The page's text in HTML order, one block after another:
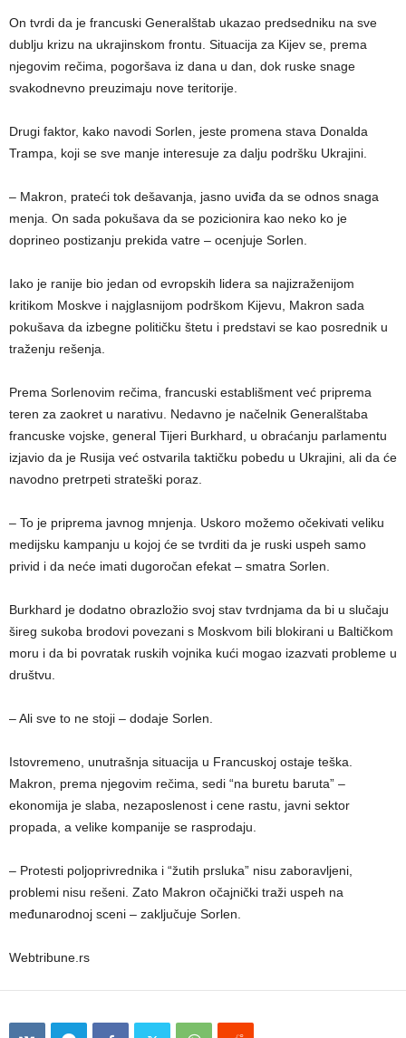
On tvrdi da je francuski Generalštab ukazao predsedniku na sve
dublju krizu na ukrajinskom frontu. Situacija za Kijev se, prema
njegovim rečima, pogoršava iz dana u dan, dok ruske snage
svakodnevno preuzimaju nove teritorije.
Drugi faktor, kako navodi Sorlen, jeste promena stava Donalda
Trampa, koji se sve manje interesuje za dalju podršku Ukrajini.
– Makron, prateći tok dešavanja, jasno uviđa da se odnos snaga
menja. On sada pokušava da se pozicionira kao neko ko je
doprineo postizanju prekida vatre – ocenjuje Sorlen.
Iako je ranije bio jedan od evropskih lidera sa najizraženijom
kritikom Moskve i najglasnijom podrškom Kijevu, Makron sada
pokušava da izbegne političku štetu i predstavi se kao posrednik u
traženju rešenja.
Prema Sorlenovim rečima, francuski establišment već priprema
teren za zaokret u narativu. Nedavno je načelnik Generalštaba
francuske vojske, general Tijeri Burkhard, u obraćanju parlamentu
izjavio da je Rusija već ostvarila taktičku pobedu u Ukrajini, ali da će
navodno pretrpeti strateški poraz.
– To je priprema javnog mnjenja. Uskoro možemo očekivati veliku
medijsku kampanju u kojoj će se tvrditi da je ruski uspeh samo
privid i da neće imati dugoročan efekat – smatra Sorlen.
Burkhard je dodatno obrazložio svoj stav tvrdnjama da bi u slučaju
šireg sukoba brodovi povezani s Moskvom bili blokirani u Baltičkom
moru i da bi povratak ruskih vojnika kući mogao izazvati probleme u
društvu.
– Ali sve to ne stoji – dodaje Sorlen.
Istovremeno, unutrašnja situacija u Francuskoj ostaje teška.
Makron, prema njegovim rečima, sedi “na buretu baruta” –
ekonomija je slaba, nezaposlenost i cene rastu, javni sektor
propada, a velike kompanije se rasprodaju.
– Protesti poljoprivrednika i “žutih prsluka” nisu zaboravljeni,
problemi nisu rešeni. Zato Makron očajnički traži uspeh na
međunarodnoj sceni – zaključuje Sorlen.
Webtribune.rs